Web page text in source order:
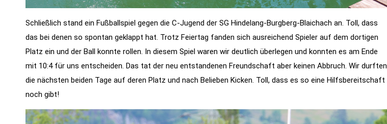
Schließlich stand ein Fußballspiel gegen die C-Jugend der SG Hindelang-Burgberg-Blaichach an. Toll, dass
das bei denen so spontan geklappt hat. Trotz Feiertag fanden sich ausreichend Spieler auf dem dortigen
Platz ein und der Ball konnte rollen. In diesem Spiel waren wir deutlich überlegen und konnten es am Ende
mit 10:4 für uns entscheiden. Das tat der neu entstandenen Freundschaft aber keinen Abbruch. Wir durften
die nächsten beiden Tage auf deren Platz und nach Belieben Kicken. Toll, dass es so eine Hilfsbereitschaft
noch gibt!